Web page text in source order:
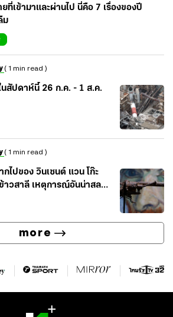
ที่เข้ามาและผ่านไป นี่คือ 7 เรื่องของปี
ม
( 1 min read )
นสัปดาห์นี้ 26 ก.ค. - 1 ส.ค.
( 1 min read )
ไปของ วินเซนต์ แวน โก๊ะ
ข้าวสาลี เหตุการณ์อันน่าสลด
more